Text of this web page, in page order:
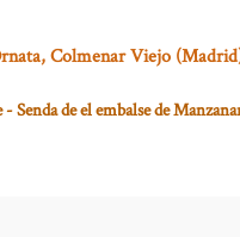
Colmenar Viejo
de el embalse de